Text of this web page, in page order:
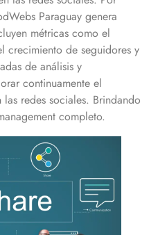
Paraguay genera
métricas como el
crecimiento de seguidores y
de análisis y
continuamente el
redes sociales. Brindando
completo.